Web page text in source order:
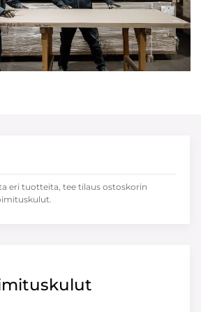
eri tuotteita, tee tilaus ostoskorin